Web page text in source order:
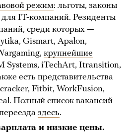
режим: льготы, законы
для IT-компаний. Резиденты
среди которых —
Gismart, Apalon,
крупнейшие
Systems, iTechArt, Itransition,
есть представительства
Fitbit, WorkFusion,
Полный список вакансий
здесь.
и низкие цены.